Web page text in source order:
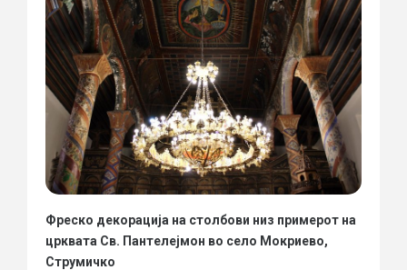
Фреско декорација на столбови низ примерот на
црквата Св. Пантелејмон во село Мокриево,
Струмичко